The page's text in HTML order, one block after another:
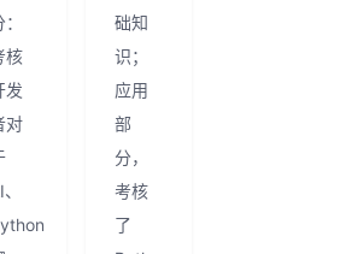
核
发
对
础知
识；
应用
部
分，
考核
了